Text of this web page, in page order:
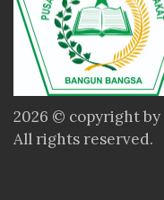
2026 © copyright by
All rights reserved.